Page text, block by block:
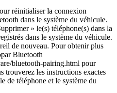
réinitialiser la connexion
dans le système du véhicule.
» le(s) téléphone(s) dans la
dans le système du véhicule.
de nouveau. Pour obtenir plus
Bluetooth
bluetooth-pairing.html pour
trouverez les instructions exactes
de téléphone et le système du